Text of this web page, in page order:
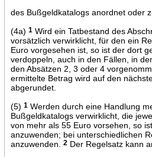
des Bußgeldkatalogs anordnet oder
(4a) 1Wird ein Tatbestand des
vorsätzlich verwirklicht, für den ein
Euro vorgesehen ist, so ist der dort
verdoppeln, auch in den Fällen, in
den Absätzen 2, 3 oder 4
ermittelte Betrag wird auf den
abgerundet.
(5) 1Werden durch eine Handlung
Bußgeldkatalogs verwirklicht, die
von mehr als 55 Euro vorsehen, so
anzuwenden; bei unterschiedlichen
anzuwenden.
2Der Regelsatz kann